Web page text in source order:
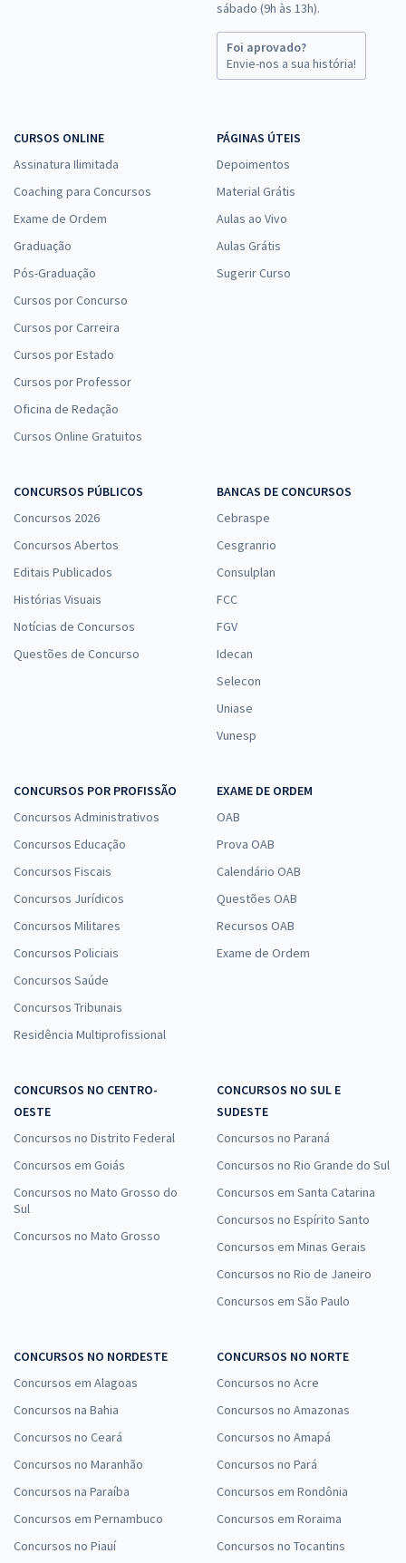
sábado (9h às 13h).
Foi aprovado?
Envie-nos a sua história!
CURSOS ONLINE
Assinatura Ilimitada
Coaching para Concursos
Exame de Ordem
Graduação
Pós-Graduação
Cursos por Concurso
Cursos por Carreira
Cursos por Estado
Cursos por Professor
Oficina de Redação
Cursos Online Gratuitos
PÁGINAS ÚTEIS
Depoimentos
Material Grátis
Aulas ao Vivo
Aulas Grátis
Sugerir Curso
CONCURSOS PÚBLICOS
Concursos 2026
Concursos Abertos
Editais Publicados
Histórias Visuais
Notícias de Concursos
Questões de Concurso
BANCAS DE CONCURSOS
Cebraspe
Cesgranrio
Consulplan
FCC
FGV
Idecan
Selecon
Uniase
Vunesp
CONCURSOS POR PROFISSÃO
Concursos Administrativos
Concursos Educação
Concursos Fiscais
Concursos Jurídicos
Concursos Militares
Concursos Policiais
Concursos Saúde
Concursos Tribunais
Residência Multiprofissional
EXAME DE ORDEM
OAB
Prova OAB
Calendário OAB
Questões OAB
Recursos OAB
Exame de Ordem
CONCURSOS NO CENTRO-
OESTE
Concursos no Distrito Federal
Concursos em Goiás
Concursos no Mato Grosso do
Sul
Concursos no Mato Grosso
CONCURSOS NO SUL E
SUDESTE
Concursos no Paraná
Concursos no Rio Grande do Sul
Concursos em Santa Catarina
Concursos no Espírito Santo
Concursos em Minas Gerais
Concursos no Rio de Janeiro
Concursos em São Paulo
CONCURSOS NO NORDESTE
Concursos em Alagoas
Concursos na Bahia
Concursos no Ceará
Concursos no Maranhão
Concursos na Paraíba
Concursos em Pernambuco
Concursos no Piauí
CONCURSOS NO NORTE
Concursos no Acre
Concursos no Amazonas
Concursos no Amapá
Concursos no Pará
Concursos em Rondônia
Concursos em Roraima
Concursos no Tocantins